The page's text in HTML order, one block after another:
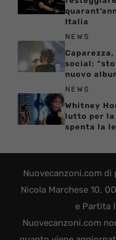
Italia
NEWS
Caparezza,
social:
nuovo
NEWS
Whitney
lutto per la
spenta la
Nuovecanzoni.com di
Nicola Marchese 10,
e Partita
Nuovecanzoni.com